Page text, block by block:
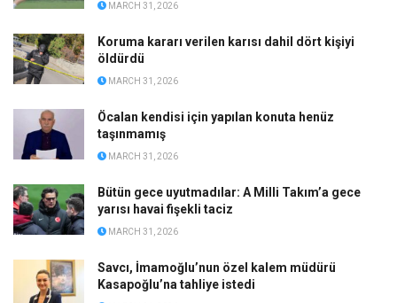
MARCH 31, 2026
Koruma kararı verilen karısı dahil dört kişiyi
öldürdü
MARCH 31, 2026
Öcalan kendisi için yapılan konuta henüz
taşınmamış
MARCH 31, 2026
Bütün gece uyutmadılar: A Milli Takım’a gece
yarısı havai fişekli taciz
MARCH 31, 2026
Savcı, İmamoğlu’nun özel kalem müdürü
Kasapoğlu’na tahliye istedi